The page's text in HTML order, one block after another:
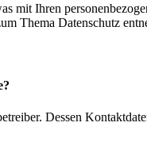
Ihren
Thema Datenschutz
Dessen